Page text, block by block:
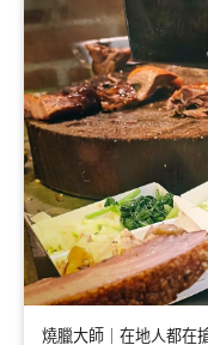
燒臘大師｜在地人都在